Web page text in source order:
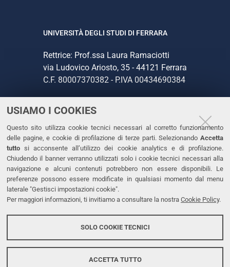
USIAMO I COOKIES
Questo sito utilizza cookie tecnici necessari al corretto funzionamento
delle pagine, e cookie di profilazione di terze parti. Selezionando Accetta
tutto si acconsente all’utilizzo dei cookie analytics e di profilazione.
Chiudendo il banner verranno utilizzati solo i cookie tecnici necessari alla
navigazione e alcuni contenuti potrebbero non essere disponibili. Le
preferenze possono essere modificate in qualsiasi momento dal menu
laterale "Gestisci impostazioni cookie".
Per maggiori informazioni, ti invitiamo a consultare la nostra Cookie Policy.
SOLO COOKIE TECNICI
ACCETTA TUTTO
UNIVERSITÀ DEGLI STUDI DI FERRARA
Rettrice: Prof.ssa Laura Ramaciotti
via Ludovico Ariosto, 35 - 44121 Ferrara
C.F. 80007370382 - P.IVA 00434690384
CONTATTI
Tel. +39 0532 293111
Fax. +39 0532 293031
PEC
LINKS
Dichiarazione di accessibilità
Protezione dati personali